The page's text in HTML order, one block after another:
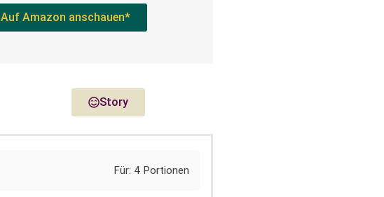
Auf Amazon anschauen*
Story
Für: 4 Portionen